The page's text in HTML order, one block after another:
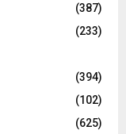
(387)
(233)
(394)
(102)
(625)